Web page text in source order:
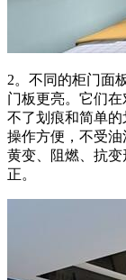
2。不同的柜门面
门板更亮。它们
不了划痕和简单的
操作方便，不受
黄变、阻燃、抗
正。